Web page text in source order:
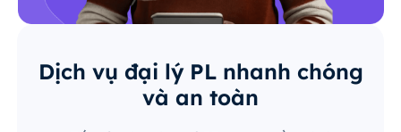
Dịch vụ đại lý PL nhanh chóng
và an toàn